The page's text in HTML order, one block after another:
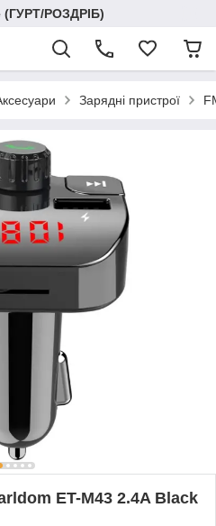
(ГУРТ/РОЗДРІБ)
Зарядні пристрої
ET-M43 2.4A Black